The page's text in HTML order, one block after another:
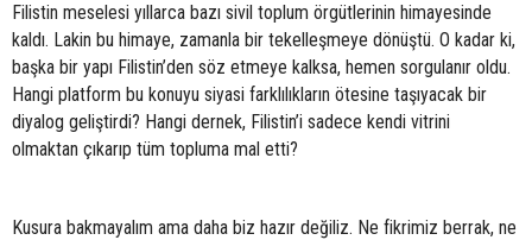
Filistin meselesi yıllarca bazı sivil toplum örgütlerinin himayesinde
kaldı. Lakin bu himaye, zamanla bir tekelleşmeye dönüştü. O kadar ki,
başka bir yapı Filistin’den söz etmeye kalksa, hemen sorgulanır oldu.
Hangi platform bu konuyu siyasi farklılıkların ötesine taşıyacak bir
diyalog geliştirdi? Hangi dernek, Filistin’i sadece kendi vitrini
olmaktan çıkarıp tüm topluma mal etti?
Kusura bakmayalım ama daha biz hazır değiliz. Ne fikrimiz berrak, ne